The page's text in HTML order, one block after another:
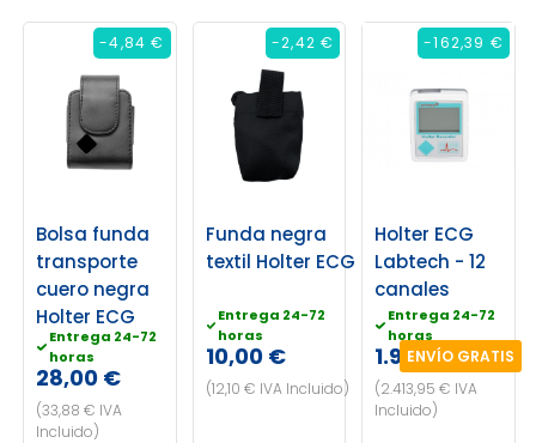
Bolsa funda
transporte
cuero negra
Holter ECG
Entrega 24-72
horas
28,00 €
(33,88 € IVA
Incluido)
-4,84 €
Funda negra
textil Holter ECG
Entrega 24-72
horas
10,00 €
(12,10 € IVA Incluido)
-2,42 €
Holter ECG
Labtech - 12
canales
Entrega 24-72
horas
1.995,00 €
ENVÍO GRATIS
(2.413,95 € IVA
Incluido)
-162,39 €